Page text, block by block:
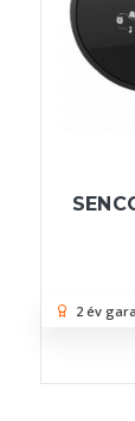
2 év